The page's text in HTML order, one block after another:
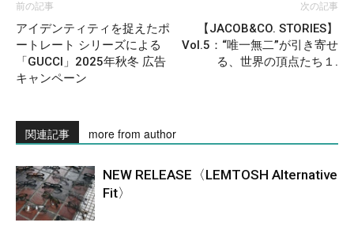
前の記事
アイデンティティを捉えたポ
ートレート シリーズによる
「GUCCI」2025年秋冬 広告
キャンペーン
次の記事
【JACOB&CO. STORIES】
Vol.5：“唯一無二”が引き寄せ
る、世界の頂点たち１.
関連記事 more from author
NEW RELEASE〈LEMTOSH Alternative
Fit〉